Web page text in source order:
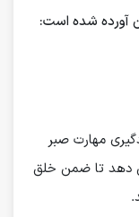
آورده شده است:
مهارت صبر
دهد تا ضمن خلق